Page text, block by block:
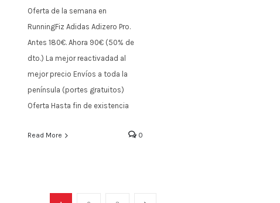
Oferta de la semana en
RunningFiz Adidas Adizero Pro.
Antes 180€. Ahora 90€ (50% de
dto.) La mejor reactivadad al
mejor precio Envíos a toda la
península (portes gratuitos)
Oferta Hasta fin de existencia
Read More 0